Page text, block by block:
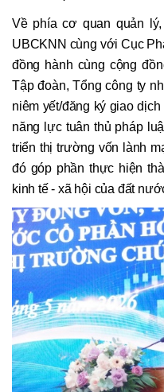
Về phía cơ quan quản
UBCKNN cùng với Cục
đồng hành cùng cộng
Tập đoàn, Tổng công ty
niêm yết/đăng ký giao
năng lực tuân thủ pháp
triển thị trường vốn lành
đó góp phần thực hiện
kinh tế - xã hội của đất